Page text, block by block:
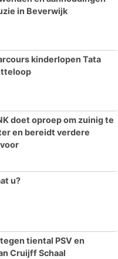
in Beverwijk
kinderlopen Tata
doet oproep om zuinig te
en bereidt verdere
u?
tiental PSV en
Cruijff Schaal